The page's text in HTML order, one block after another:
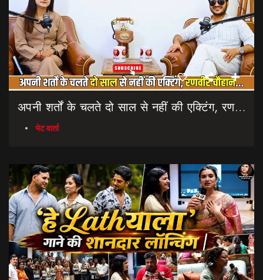
अपनी शर्तों के चलते दो साल से नहीं की एक्टिंग, रणवीर चौहान || Uttarakhand Cinema Untold Secrets
भेट वार्ता